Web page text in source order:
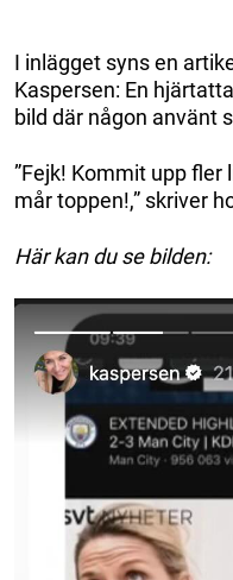
I inlägget syns en
Kaspersen: En
bild där någon använt
”Fejk! Kommit upp fler
mår toppen!,” skriver
Här kan du se bilden: